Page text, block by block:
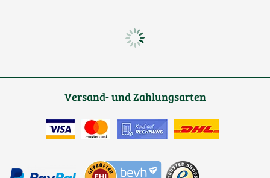
Versand- und Zahlungsarten